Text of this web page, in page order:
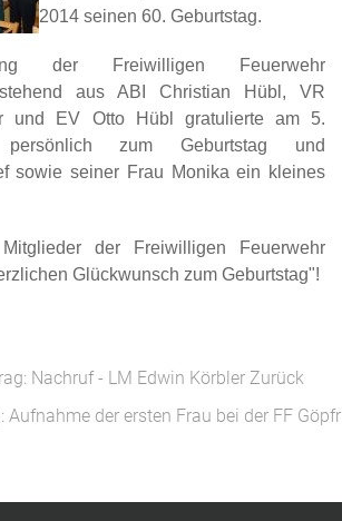
2014 seinen 60. Geburtstag.
der Freiwilligen Feuerwehr
aus ABI Christian Hübl, VR
und EV Otto Hübl gratulierte am 5.
zum Geburtstag und
sowie seiner Frau Monika ein kleines
der Freiwilligen Feuerwehr
Glückwunsch zum Geburtstag"!
Nachruf - LM Edwin Körbler Zurück
Aufnahme der ersten Frau bei der FF